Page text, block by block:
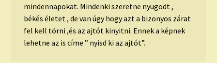
mindennapokat. Mindenki szeretne nyugodt ,
békés életet , de van úgy hogy azt a bizonyos zárat
fel kell törni ,és az ajtót kinyitni. Ennek a képnek
lehetne az is címe ” nyisd ki az ajtót”.